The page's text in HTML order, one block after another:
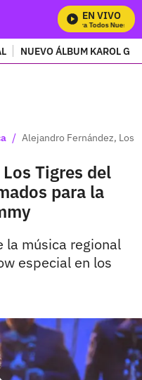
EN VIVO
Mira Todos Nuestros
NUEVO ÁLBUM KAROL G
/ Alejandro Fernández, Los
Tigres del
para la
la música regional
especial en los